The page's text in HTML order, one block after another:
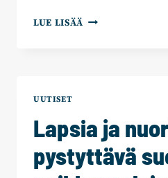
LUE LISÄÄ KOKOOMUS:
–
”90-
LUVUN
UUTISET
Lapsia ja
pystyttävä